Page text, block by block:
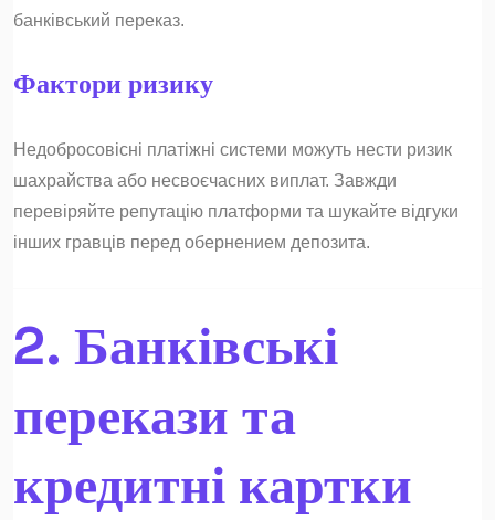
банківський переказ.
Фактори ризику
Недобросовісні платіжні системи можуть нести ризик
шахрайства або несвоєчасних виплат. Завжди
перевіряйте репутацію платформи та шукайте відгуки
інших гравців перед обернением депозита.
2. Банківські
перекази та
кредитні картки